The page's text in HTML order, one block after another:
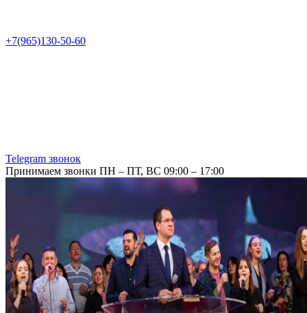
+7(965)130-50-60
Telegram звонок
Принимаем звонки ПН – ПТ, ВС 09:00 – 17:00